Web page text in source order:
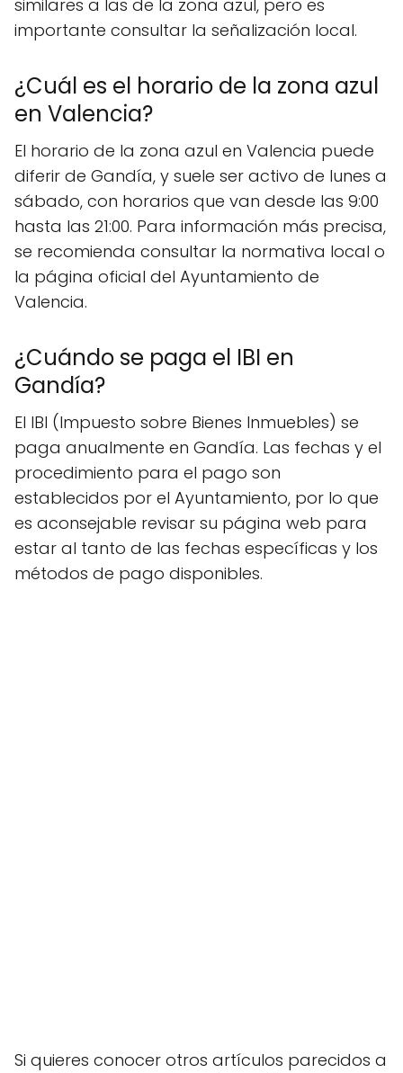
similares a las de la zona azul, pero es
importante consultar la señalización local.
¿Cuál es el horario de la zona azul
en Valencia?
El horario de la zona azul en Valencia puede
diferir de Gandía, y suele ser activo de lunes a
sábado, con horarios que van desde las 9:00
hasta las 21:00. Para información más precisa,
se recomienda consultar la normativa local o
la página oficial del Ayuntamiento de
Valencia.
¿Cuándo se paga el IBI en
Gandía?
El IBI (Impuesto sobre Bienes Inmuebles) se
paga anualmente en Gandía. Las fechas y el
procedimiento para el pago son
establecidos por el Ayuntamiento, por lo que
es aconsejable revisar su página web para
estar al tanto de las fechas específicas y los
métodos de pago disponibles.
Si quieres conocer otros artículos parecidos a